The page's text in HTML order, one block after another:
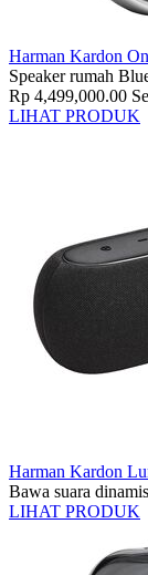
Harman Kardon
Speaker rumah
Rp 4,499,000.00
LIHAT PRODUK
Harman Kardon
Bawa suara
LIHAT PRODUK